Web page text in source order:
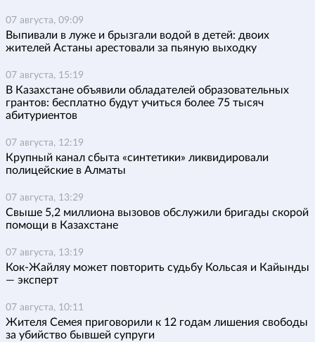
07 августа, 09:09
Выпивали в луже и брызгали водой в детей: двоих
жителей Астаны арестовали за пьяную выходку
07 августа, 15:19
В Казахстане объявили обладателей образовательных
грантов: бесплатно будут учиться более 75 тысяч
абитуриентов
07 августа, 12:19
Крупный канал сбыта «синтетики» ликвидировали
полицейские в Алматы
07 августа, 13:29
Свыше 5,2 миллиона вызовов обслужили бригады скорой
помощи в Казахстане
07 августа, 13:19
Кок-Жайляу может повторить судьбу Кольсая и Кайынды
— эксперт
07 августа, 10:11
Жителя Семея приговорили к 12 годам лишения свободы
за убийство бывшей супруги